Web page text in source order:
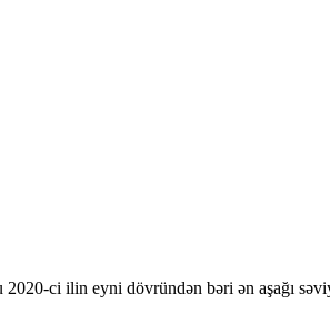
ci ilin eyni dövründən bəri ən aşağı